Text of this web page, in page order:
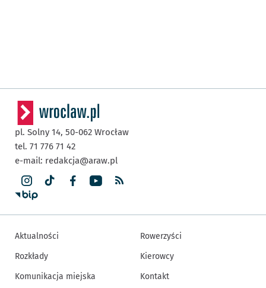
pl. Solny 14, 50-062 Wrocław
tel. 71 776 71 42
e-mail: redakcja@araw.pl
Aktualności
Rozkłady
Komunikacja miejska
Rowerzyści
Kierowcy
Kontakt